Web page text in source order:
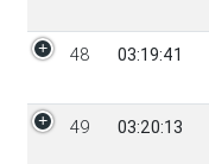
48 03:19:41
49 03:20:13